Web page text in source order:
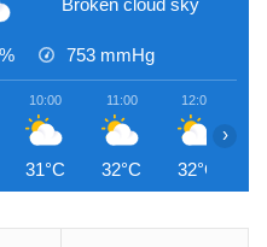
Broken cloud sky
753 mmHg
10:00
31°C
11:00
32°C
12:00
32°C
›